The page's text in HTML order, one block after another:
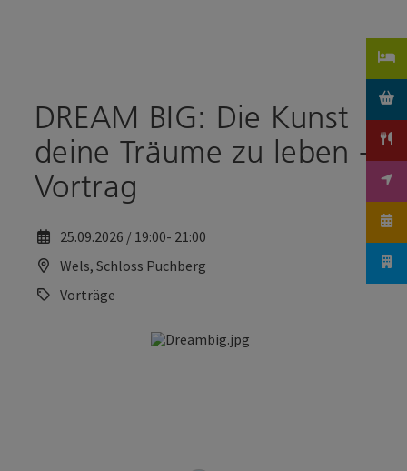
DREAM BIG: Die Kunst
deine Träume zu leben -
Vortrag
25.09.2026 / 19:00- 21:00
Wels, Schloss Puchberg
Vorträge